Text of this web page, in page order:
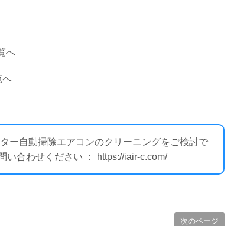
へ
へ
ー自動掃除エアコンのクリーニングをご検討で
い合わせください ： https://iair-c.com/
次のページ